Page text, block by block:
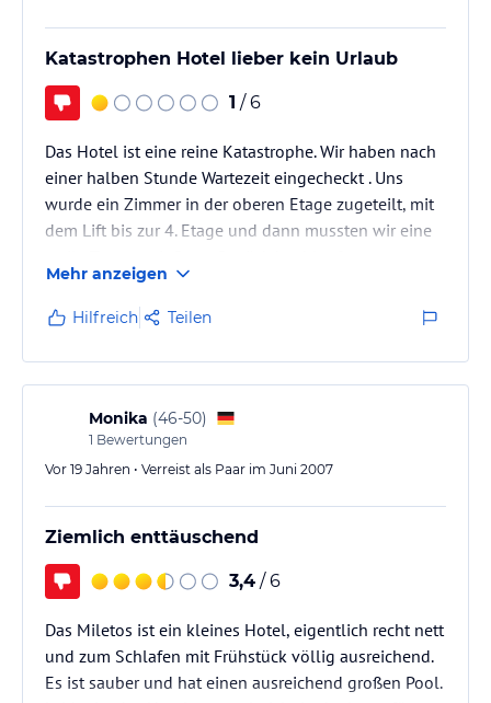
Katastrophen Hotel lieber kein Urlaub
1 / 6
Das Hotel ist eine reine Katastrophe. Wir haben nach
einer halben Stunde Wartezeit eingecheckt . Uns
wurde ein Zimmer in der oberen Etage zugeteilt, mit
dem Lift bis zur 4. Etage und dann mussten wir eine
Badezimmer war komplett dreckig verschimmelt.
Trotz all inklusive sollten wir Flasche Wasser separat
Mehr anzeigen
Hilfreich Teilen
Monika (46-50)
1 Bewertungen
Vor 19 Jahren • Verreist als Paar im Juni 2007
Ziemlich enttäuschend
3,4 / 6
Das Miletos ist ein kleines Hotel, eigentlich recht nett
und zum Schlafen mit Frühstück völlig ausreichend.
Es ist sauber und hat einen ausreichend großen Pool.